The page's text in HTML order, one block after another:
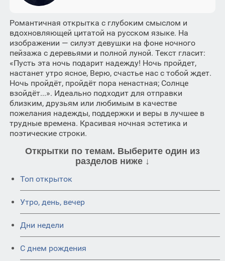
Романтичная открытка с глубоким смыслом и
вдохновляющей цитатой на русском языке. На
изображении — силуэт девушки на фоне ночного
пейзажа с деревьями и полной луной. Текст гласит:
«Пусть эта ночь подарит надежду! Ночь пройдет,
настанет утро ясное, Верю, счастье нас с тобой ждет.
Ночь пройдёт, пройдёт пора ненастная; Солнце
взойдёт...». Идеально подходит для отправки
близким, друзьям или любимым в качестве
пожелания надежды, поддержки и веры в лучшее в
трудные времена. Красивая ночная эстетика и
поэтические строки.
Открытки по темам. Выберите один из
разделов ниже ↓
Топ открыток
Утро, день, вечер
Дни недели
C днем рождения